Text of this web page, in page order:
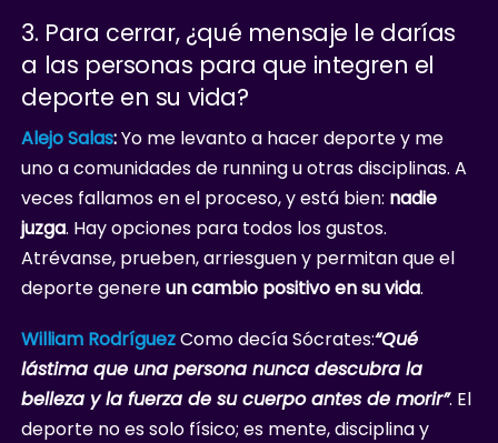
3. Para cerrar, ¿qué mensaje le darías
a las personas para que integren el
deporte en su vida?
Alejo Salas:Yo me levanto a hacer deporte y me
uno a comunidades de running u otras disciplinas. A
veces fallamos en el proceso, y está bien: nadie
juzga. Hay opciones para todos los gustos.
Atrévanse, prueben, arriesguen y permitan que el
deporte genereun cambio positivo en su vida.
William RodríguezComo decía Sócrates:“Qué
lástima que una persona nunca descubra la
belleza y la fuerza de su cuerpo antes de morir”. El
deporte no es solo físico; es mente, disciplina y